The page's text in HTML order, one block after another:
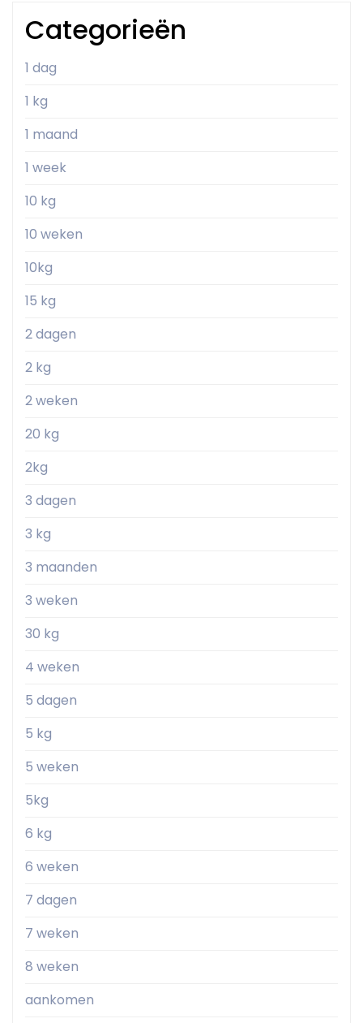
Categorieën
1 dag
1 kg
1 maand
1 week
10 kg
10 weken
10kg
15 kg
2 dagen
2 kg
2 weken
20 kg
2kg
3 dagen
3 kg
3 maanden
3 weken
30 kg
4 weken
5 dagen
5 kg
5 weken
5kg
6 kg
6 weken
7 dagen
7 weken
8 weken
aankomen